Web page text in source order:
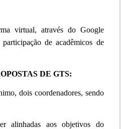
virtual, através do Google
de acadêmicos de
DE GTS:
dois coordenadores, sendo
alinhadas aos objetivos do